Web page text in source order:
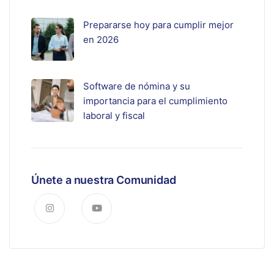
Prepararse hoy para cumplir mejor
en 2026
Software de nómina y su
importancia para el cumplimiento
laboral y fiscal
Únete a nuestra Comunidad